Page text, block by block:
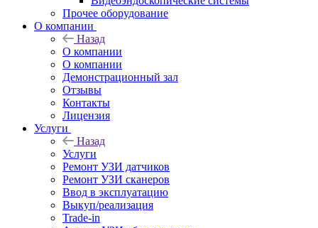
Прочее оборудование
О компании
Назад
О компании
О компании
Демонстрационный зал
Отзывы
Контакты
Лицензия
Услуги
Назад
Услуги
Ремонт УЗИ датчиков
Ремонт УЗИ сканеров
Ввод в эксплуатацию
Выкуп/реализация
Trade-in